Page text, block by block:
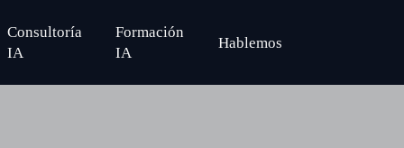
Consultoría
IA
Formación
IA
Hablemos